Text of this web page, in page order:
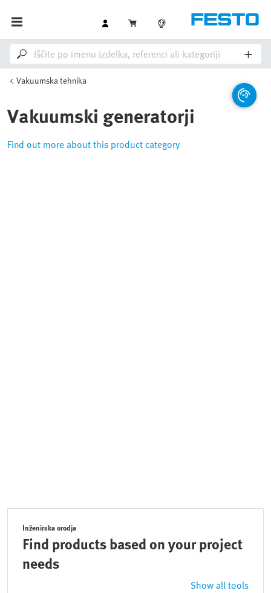
Vakuumska tehnika
Vakuumski generatorji
Find out more about this product category
Inženirska orodja
Find products based on your project
needs
Show all tools